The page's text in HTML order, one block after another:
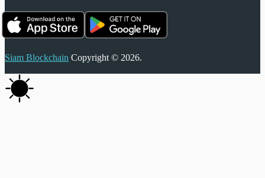
Siam Blockchain Copyright © 2026.